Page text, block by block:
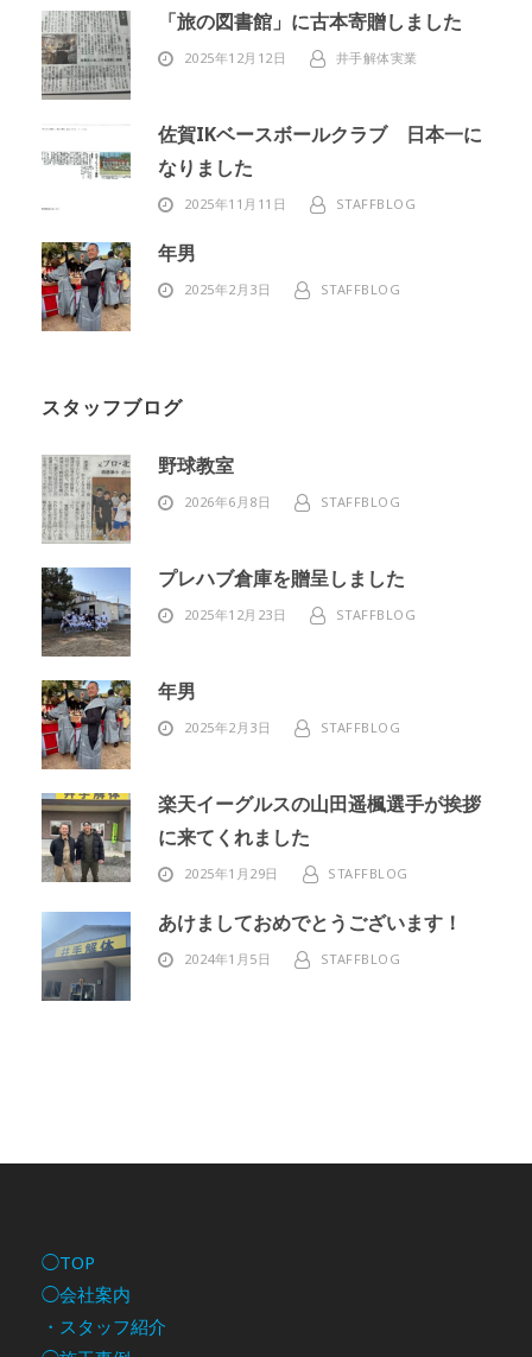
「旅の図書館」に古本寄贈しました
2025年12月12日 井手解体実業
佐賀IKベースボールクラブ 日本一に
なりました
2025年11月11日 STAFFBLOG
年男
2025年2月3日 STAFFBLOG
スタッフブログ
野球教室
2026年6月8日 STAFFBLOG
プレハブ倉庫を贈呈しました
2025年12月23日 STAFFBLOG
年男
2025年2月3日 STAFFBLOG
楽天イーグルスの山田遥楓選手が挨拶
に来てくれました
2025年1月29日 STAFFBLOG
あけましておめでとうございます！
2024年1月5日 STAFFBLOG
◯TOP
◯会社案内
・スタッフ紹介